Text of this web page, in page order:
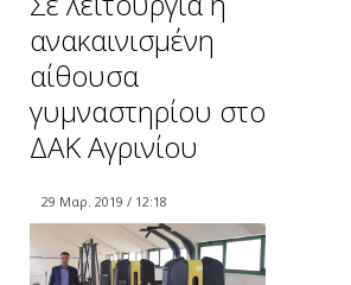
ανακαινισμένη
αίθουσα
γυμναστηρίου στο
ΔΑΚ Αγρινίου
29 Μαρ. 2019 / 12:18